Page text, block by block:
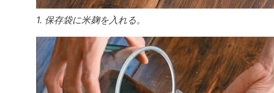
1. 保存袋に米麹を入れる。